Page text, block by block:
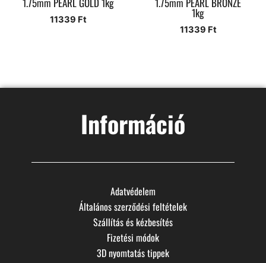
11339 Ft 1kg
11339 Ft
Információ
Adatvédelem
Általános szerződési feltételek
Szállítás és kézbesítés
Fizetési módok
3D nyomtatás tippek